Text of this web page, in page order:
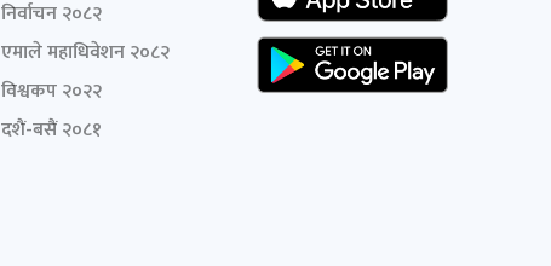
निर्वाचन २०८२
एमाले महाधिवेशन २०८२
विश्वकप २०२२
दशैं-बसैं २०८१